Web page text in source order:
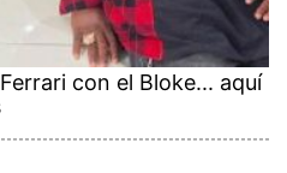
con el Bloke... aquí